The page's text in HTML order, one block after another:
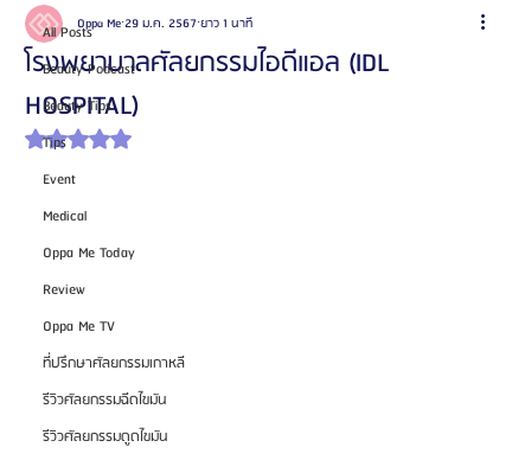
All Posts
Beauty Podcast
Beauty Tips
Tips
Event
Medical
Oppa Me Today
Review
Oppa Me TV
ที่ปรึกษาศัลยกรรมเกาหลี
รีวิวศัลยกรรมฉีดไขมัน
รีวิวศัลยกรรมดูดไขมัน
โรงพยาบาลศัลยกรรมไอดีแอล (IDL
HOSPITAL)
Oppa Me29 ม.ค. 2567 ยาว 1 นาที
ได้รับ NaN เต็ม 5 ดาว